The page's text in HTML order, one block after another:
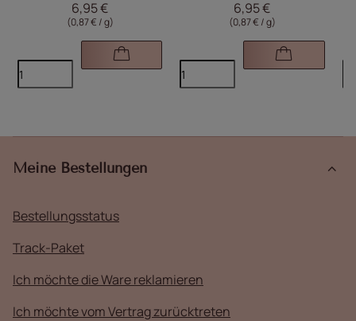
6,95 €
(0,87 € / g)
6,95 €
(0,87 € / g)
Meine Bestellungen
Bestellungsstatus
Track-Paket
Ich möchte die Ware reklamieren
Ich möchte vom Vertrag zurücktreten